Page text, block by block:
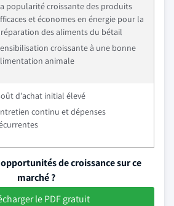
popularité croissante des produits
et économes en énergie pour la
des aliments du bétail
croissante à une bonne
animale
d'achat initial élevé
continu et dépenses
de croissance sur ce
marché ?
le PDF gratuit